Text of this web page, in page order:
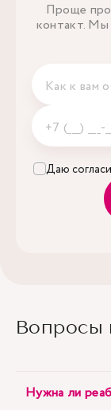
Проще
контакт.
Даю
Вопросы
Нужна ли